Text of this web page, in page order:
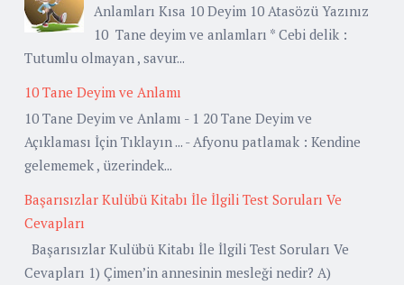
Anlamları Kısa 10 Deyim 10 Atasözü Yazınız
10 Tane deyim ve anlamları * Cebi delik :
Tutumlu olmayan , savur...
10 Tane Deyim ve Anlamı
10 Tane Deyim ve Anlamı - 1 20 Tane Deyim ve
Açıklaması İçin Tıklayın ... - Afyonu patlamak : Kendine
gelememek , üzerindek...
Başarısızlar Kulübü Kitabı İle İlgili Test Soruları Ve
Cevapları
Başarısızlar Kulübü Kitabı İle İlgili Test Soruları Ve
Cevapları 1) Çimen’in annesinin mesleği nedir? A)